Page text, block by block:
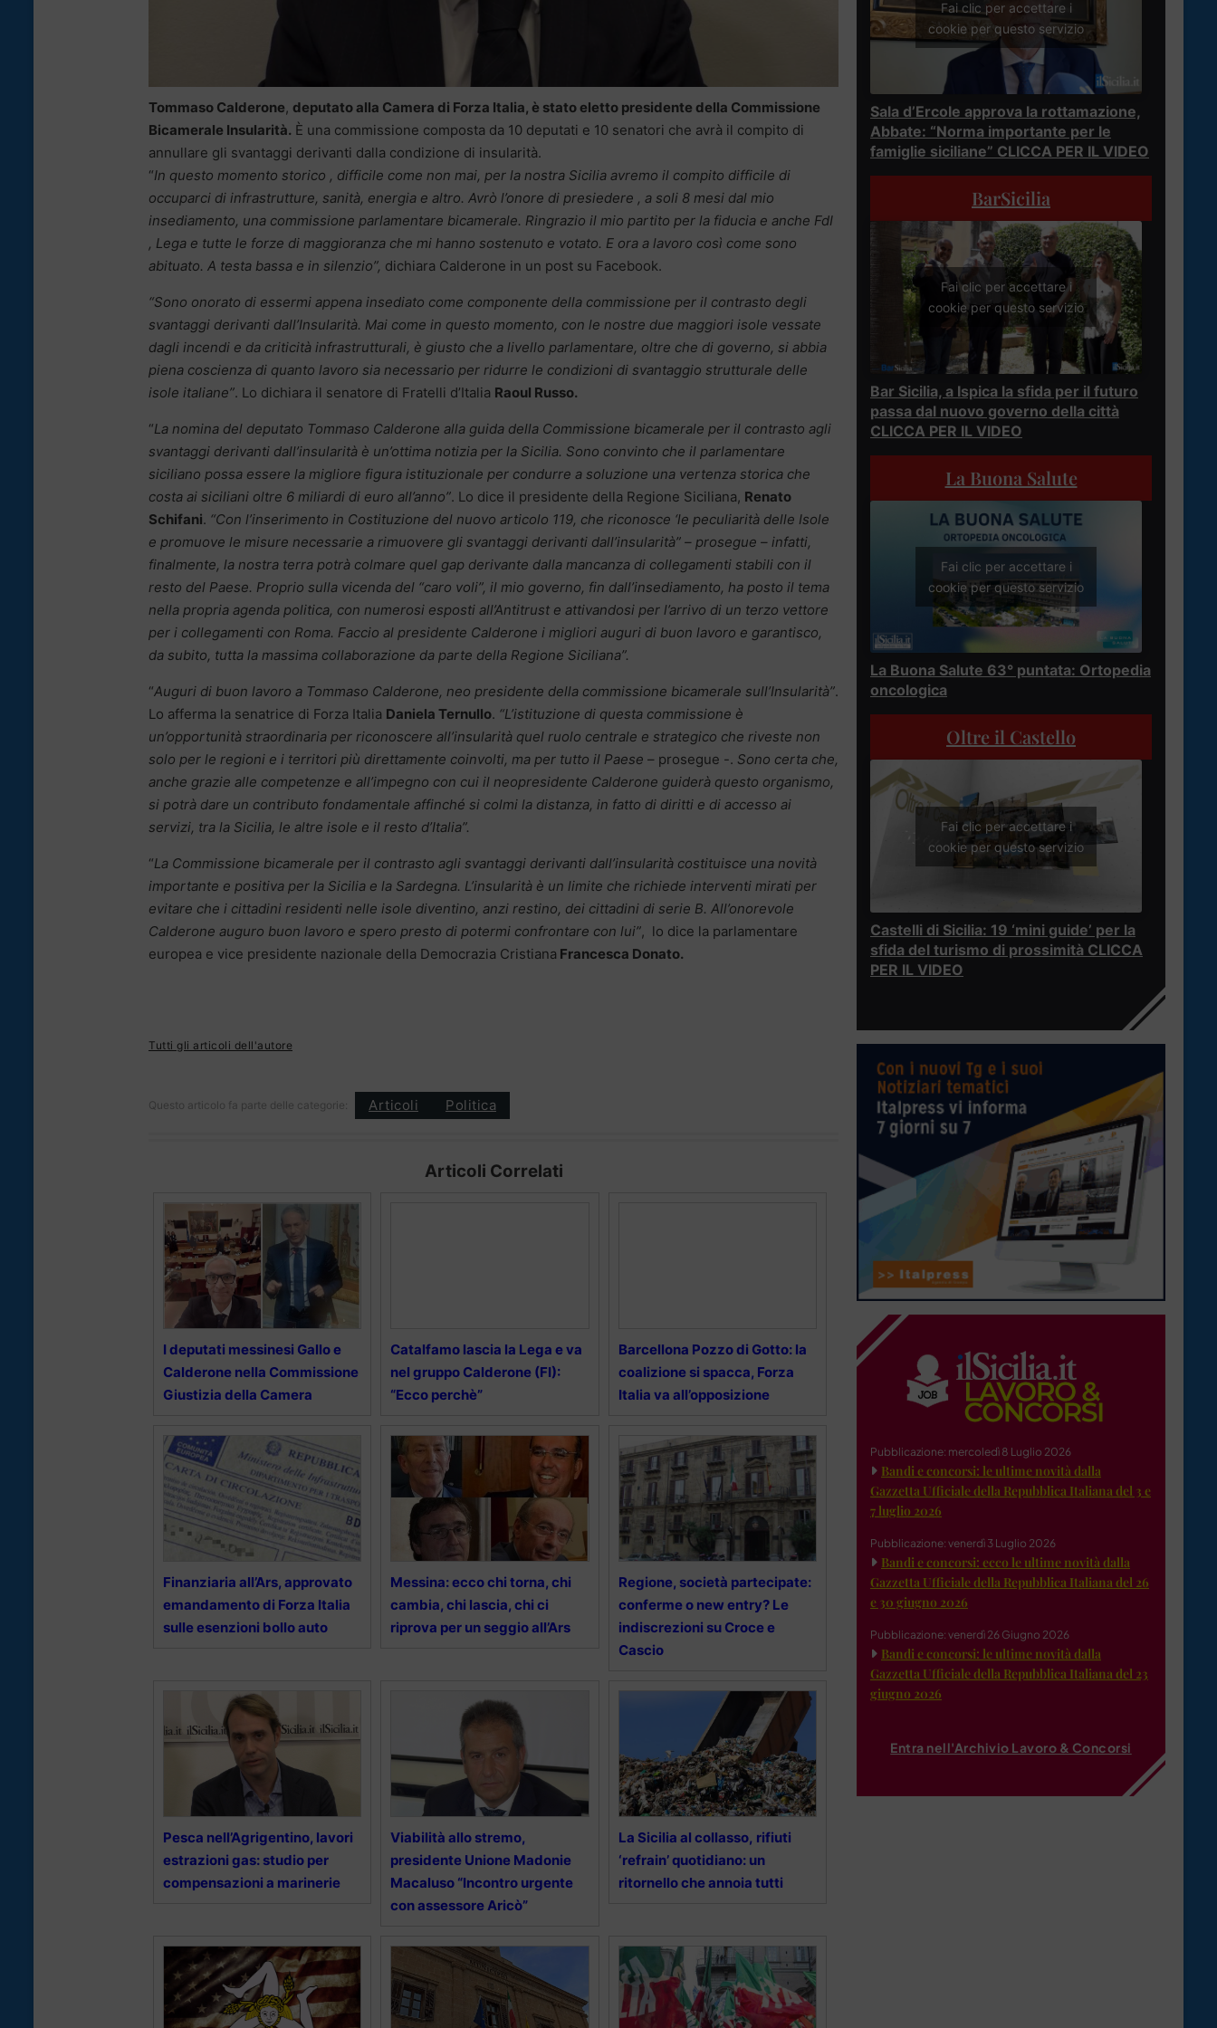
Tommaso Calderone, deputato alla Camera di Forza Italia, è stato eletto presidente della Commissione
Bicamerale Insularità. È una commissione composta da 10 deputati e 10 senatori che avrà il compito di
annullare gli svantaggi derivanti dalla condizione di insularità.
“In questo momento storico , difficile come non mai, per la nostra Sicilia avremo il compito difficile di
occuparci di infrastrutture, sanità, energia e altro. Avrò l’onore di presiedere , a soli 8 mesi dal mio
insediamento, una commissione parlamentare bicamerale. Ringrazio il mio partito per la fiducia e anche FdI
, Lega e tutte le forze di maggioranza che mi hanno sostenuto e votato. E ora a lavoro così come sono
abituato. A testa bassa e in silenzio”, dichiara Calderone in un post su Facebook.
“Sono onorato di essermi appena insediato come componente della commissione per il contrasto degli
svantaggi derivanti dall’Insularità. Mai come in questo momento, con le nostre due maggiori isole vessate
dagli incendi e da criticità infrastrutturali, è giusto che a livello parlamentare, oltre che di governo, si abbia
piena coscienza di quanto lavoro sia necessario per ridurre le condizioni di svantaggio strutturale delle
isole italiane”. Lo dichiara il senatore di Fratelli d’Italia Raoul Russo.
“La nomina del deputato Tommaso Calderone alla guida della Commissione bicamerale per il contrasto agli
svantaggi derivanti dall’insularità è un’ottima notizia per la Sicilia. Sono convinto che il parlamentare
siciliano possa essere la migliore figura istituzionale per condurre a soluzione una vertenza storica che
costa ai siciliani oltre 6 miliardi di euro all’anno”. Lo dice il presidente della Regione Siciliana, Renato
Schifani. “Con l’inserimento in Costituzione del nuovo articolo 119, che riconosce ‘le peculiarità delle Isole
e promuove le misure necessarie a rimuovere gli svantaggi derivanti dall’insularità” – prosegue – infatti,
finalmente, la nostra terra potrà colmare quel gap derivante dalla mancanza di collegamenti stabili con il
resto del Paese. Proprio sulla vicenda del “caro voli”, il mio governo, fin dall’insediamento, ha posto il tema
nella propria agenda politica, con numerosi esposti all’Antitrust e attivandosi per l’arrivo di un terzo vettore
per i collegamenti con Roma. Faccio al presidente Calderone i migliori auguri di buon lavoro e garantisco,
da subito, tutta la massima collaborazione da parte della Regione Siciliana”.
“Auguri di buon lavoro a Tommaso Calderone, neo presidente della commissione bicamerale sull’Insularità”.
Lo afferma la senatrice di Forza Italia Daniela Ternullo. “L’istituzione di questa commissione è
un’opportunità straordinaria per riconoscere all’insularità quel ruolo centrale e strategico che riveste non
solo per le regioni e i territori più direttamente coinvolti, ma per tutto il Paese – prosegue -. Sono certa che,
anche grazie alle competenze e all’impegno con cui il neopresidente Calderone guiderà questo organismo,
si potrà dare un contributo fondamentale affinché si colmi la distanza, in fatto di diritti e di accesso ai
servizi, tra la Sicilia, le altre isole e il resto d’Italia”.
“La Commissione bicamerale per il contrasto agli svantaggi derivanti dall’insularità costituisce una novità
importante e positiva per la Sicilia e la Sardegna. L’insularità è un limite che richiede interventi mirati per
evitare che i cittadini residenti nelle isole diventino, anzi restino, dei cittadini di serie B. All’onorevole
Calderone auguro buon lavoro e spero presto di potermi confrontare con lui”, lo dice la parlamentare
europea e vice presidente nazionale della Democrazia Cristiana Francesca Donato.
Tutti gli articoli dell'autore
Questo articolo fa parte delle categorie: Articoli Politica
Articoli Correlati
I deputati messinesi Gallo e
Calderone nella Commissione
Giustizia della Camera
Catalfamo lascia la Lega e va
nel gruppo Calderone (FI):
“Ecco perchè”
Barcellona Pozzo di Gotto: la
coalizione si spacca, Forza
Italia va all’opposizione
Finanziaria all’Ars, approvato
emandamento di Forza Italia
sulle esenzioni bollo auto
Messina: ecco chi torna, chi
cambia, chi lascia, chi ci
riprova per un seggio all’Ars
Regione, società partecipate:
conferme o new entry? Le
indiscrezioni su Croce e
Cascio
Pesca nell’Agrigentino, lavori
estrazioni gas: studio per
compensazioni a marinerie
Viabilità allo stremo,
presidente Unione Madonie
Macaluso “Incontro urgente
con assessore Aricò”
La Sicilia al collasso, rifiuti
‘refrain’ quotidiano: un
ritornello che annoia tutti
Fai clic per accettare i
cookie per questo servizio
Sala d’Ercole approva la rottamazione,
Abbate: “Norma importante per le
famiglie siciliane” CLICCA PER IL VIDEO
BarSicilia
Fai clic per accettare i
cookie per questo servizio
Bar Sicilia, a Ispica la sfida per il futuro
passa dal nuovo governo della città
CLICCA PER IL VIDEO
La Buona Salute
Fai clic per accettare i
cookie per questo servizio
La Buona Salute 63° puntata: Ortopedia
oncologica
Oltre il Castello
Fai clic per accettare i
cookie per questo servizio
Castelli di Sicilia: 19 ‘mini guide’ per la
sfida del turismo di prossimità CLICCA
PER IL VIDEO
Pubblicazione: mercoledì 8 Luglio 2026
Bandi e concorsi: le ultime novità dalla
Gazzetta Ufficiale della Repubblica Italiana del 3 e
7 luglio 2026
Pubblicazione: venerdì 3 Luglio 2026
Bandi e concorsi: ecco le ultime novità dalla
Gazzetta Ufficiale della Repubblica Italiana del 26
e 30 giugno 2026
Pubblicazione: venerdì 26 Giugno 2026
Bandi e concorsi: le ultime novità dalla
Gazzetta Ufficiale della Repubblica Italiana del 23
giugno 2026
Entra nell'Archivio Lavoro & Concorsi